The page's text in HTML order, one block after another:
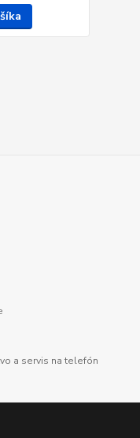
a servis na telefón